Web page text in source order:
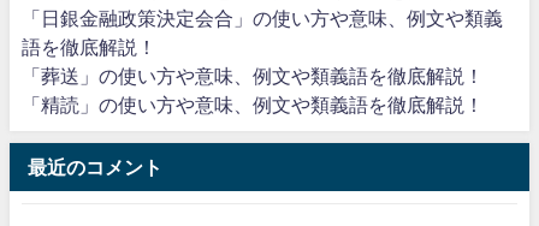
「日銀金融政策決定会合」の使い方や意味、例文や類義
語を徹底解説！
「葬送」の使い方や意味、例文や類義語を徹底解説！
「精読」の使い方や意味、例文や類義語を徹底解説！
最近のコメント